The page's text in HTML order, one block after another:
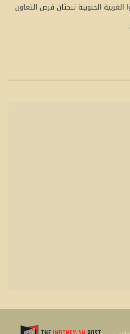
الغربية الجنوبية تبحثان فرص التعاون